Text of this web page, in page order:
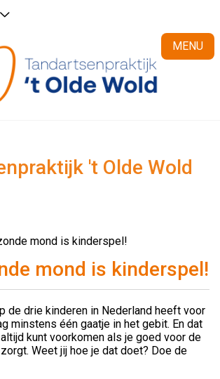
MENU
't Olde Wold
mond is kinderspel!
mond is kinderspel!
de drie kinderen in Nederland heeft voor
minstens één gaatje in het gebit. En dat
kunt voorkomen als je goed voor de
Weet jij hoe je dat doet? Doe de